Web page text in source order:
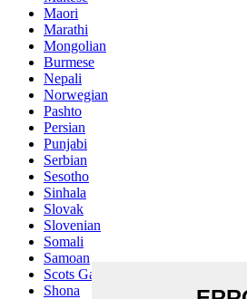
Maori
Marathi
Mongolian
Burmese
Nepali
Norwegian
Pashto
Persian
Punjabi
Serbian
Sesotho
Sinhala
Slovak
Slovenian
Somali
Samoan
Scots Gaelic
Shona